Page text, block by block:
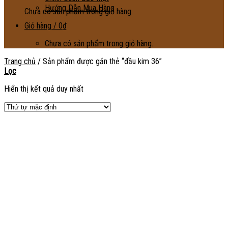
Chưa có sản phẩm trong giỏ hàng.
Hướng Dẫn Mua Hàng
Giỏ hàng / 0₫
Chưa có sản phẩm trong giỏ hàng.
Trang chủ / Sản phẩm được gắn thẻ “đầu kim 36”
Lọc
Hiển thị kết quả duy nhất